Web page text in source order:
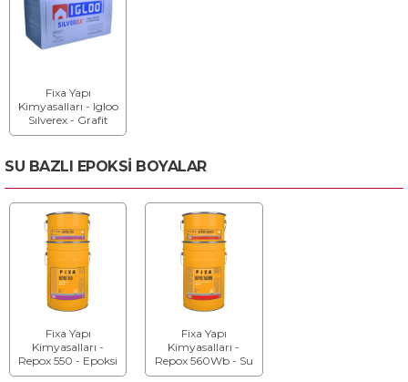
Fixa Yapı
Kimyasalları - Igloo
Sılverex - Grafit
Reflektör Takviyeli
SU BAZLI EPOKSİ BOYALAR
Fixa Yapı
Kimyasalları -
Repox 550 - Epoksi
Boya Ve Kaplama
Fixa Yapı
Kimyasalları -
Repox 560Wb - Su
Bazlı Epoksi Boya